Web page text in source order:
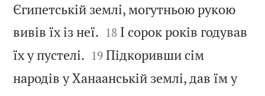
Єгипетській землі, могутньою рукою
вивів їх із неї. 

18 І сорок років годував
їх у пустелі. 

19 Підкоривши сім
народів у Ханаанській землі, дав їм у